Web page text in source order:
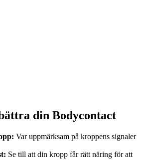
din Bodycontact
Var uppmärksam på kroppens signaler
Se till att din kropp får rätt näring för att